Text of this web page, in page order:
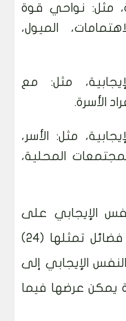
مثل: نواحي قوة
الميول،
مثل: مع
الأسرة.
مثل: الأسر،
المحلية،
الإيجابي على
مستوى الفضيلة، ويتضمن (6) فضائل تمثلها (24)
الإيجابي إلى
يمكن عرضها فيما